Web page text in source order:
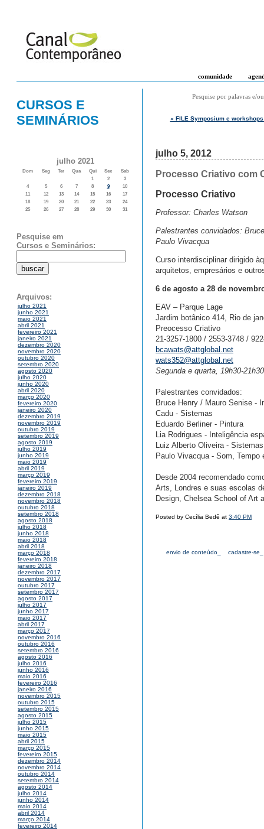
comunidade
CURSOS E
SEMINÁRIOS
julho 2021
Dom Seg Ter Qua Qui Sex
Sab
1
2
3
4
5 6 7 8 9
10
11
12 13 14 15 16
17
18
19 20 21 22 23
24
25
26 27 28 29 30 31
Pesquise em
Cursos e Seminários:
Arquivos:
julho 2021
junho 2021
maio 2021
abril 2021
fevereiro 2021
janeiro 2021
dezembro 2020
novembro 2020
outubro 2020
setembro 2020
agosto 2020
julho 2020
junho 2020
abril 2020
março 2020
fevereiro 2020
janeiro 2020
dezembro 2019
novembro 2019
outubro 2019
setembro 2019
agosto 2019
julho 2019
junho 2019
maio 2019
abril 2019
março 2019
fevereiro 2019
janeiro 2019
dezembro 2018
novembro 2018
outubro 2018
setembro 2018
agosto 2018
julho 2018
junho 2018
maio 2018
abril 2018
março 2018
fevereiro 2018
janeiro 2018
dezembro 2017
novembro 2017
outubro 2017
setembro 2017
agosto 2017
julho 2017
junho 2017
maio 2017
abril 2017
março 2017
novembro 2016
outubro 2016
setembro 2016
agosto 2016
julho 2016
junho 2016
maio 2016
fevereiro 2016
janeiro 2016
novembro 2015
outubro 2015
setembro 2015
agosto 2015
julho 2015
junho 2015
maio 2015
abril 2015
março 2015
fevereiro 2015
dezembro 2014
novembro 2014
outubro 2014
setembro 2014
agosto 2014
julho 2014
junho 2014
maio 2014
abril 2014
março 2014
fevereiro 2014
Pesquise por palavras e/
« FILE Symposium e
julho 5, 2012
Processo Criativo com
Processo Criativo
Professor: Charles Watson
Palestrantes convidados:
Paulo Vivacqua
Curso interdisciplinar dirigido
arquitetos, empresários e
6 de agosto a 28 de
EAV – Parque Lage
Jardim botânico 414, Rio de
Preocesso Criativo
21-3257-1800 / 2553-3748 /
bcawats@attglobal.net
wats352@attglobal.net
Segunda e quarta, 19h30-21h30
Palestrantes convidados:
Bruce Henry / Mauro Senise -
Cadu - Sistemas
Eduardo Berliner - Pintura
Lia Rodrigues - Inteligência
Luiz Alberto Oliveira -
Paulo Vivacqua - Som, Tempo
Desde 2004 recomendado
Arts, Londres e suas escolas
Design, Chelsea School of Art
Posted by Cecília Bedê at 3:40 PM
envio de conteúdo_ cadastre-se_